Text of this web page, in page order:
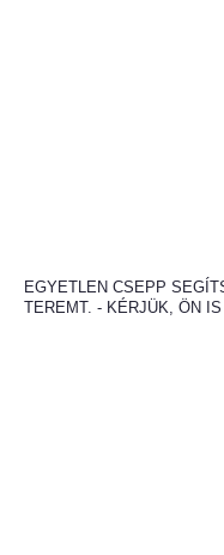
EGYETLEN CSEPP
TEREMT. - KÉRJÜK, ÖN